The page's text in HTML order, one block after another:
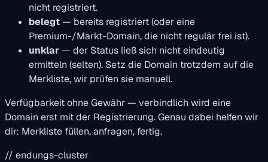
nicht registriert.
belegt— bereits registriert (oder eine
Premium-/Markt-Domain, die nicht regulär frei ist).
unklar— der Status ließ sich nicht eindeutig
ermitteln (selten). Setz die Domain trotzdem auf die
Merkliste, wir prüfen sie manuell.
Verfügbarkeit ohne Gewähr — verbindlich wird eine
Domain erst mit der Registrierung. Genau dabei helfen wir
dir: Merkliste füllen, anfragen, fertig.
// endungs-cluster